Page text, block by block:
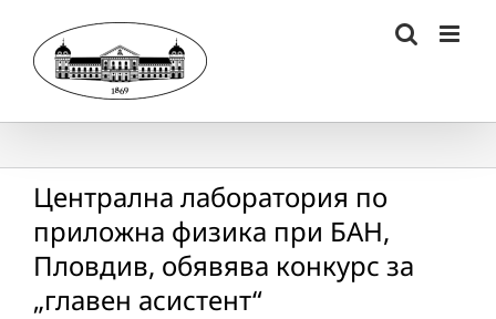
content
Централна лаборатория по
приложна физика при БАН,
Пловдив, обявява конкурс за
„главен асистент“